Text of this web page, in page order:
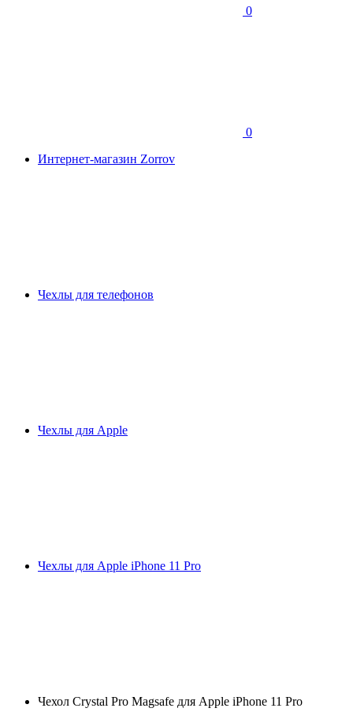
0
0
Интернет-магазин Zorrov
Чехлы для телефонов
Чехлы для Apple
Чехлы для Apple iPhone 11 Pro
Чехол Crystal Pro Magsafe для Apple iPhone 11 Pro